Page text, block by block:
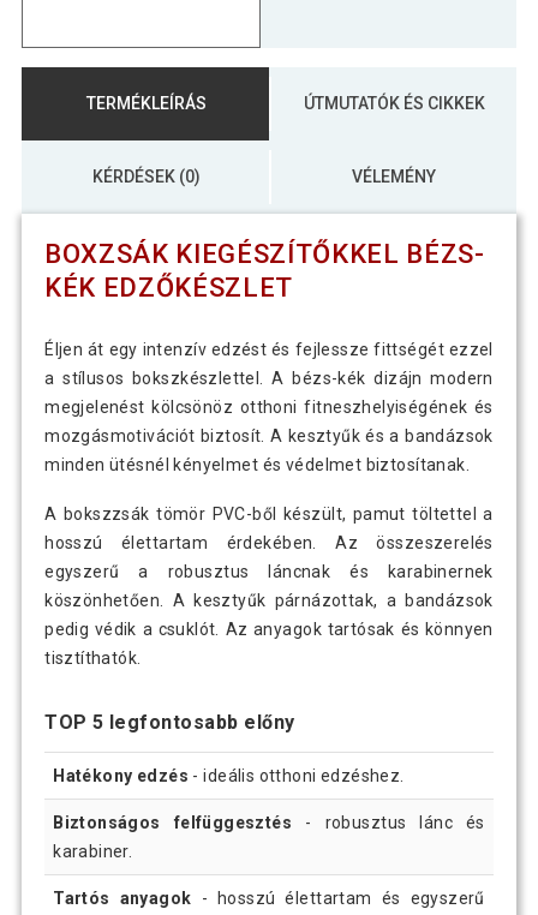
TERMÉKLEÍRÁS ÚTMUTATÓK ÉS CIKKEK
KÉRDÉSEK (0) VÉLEMÉNY
BOXZSÁK KIEGÉSZÍTŐKKEL BÉZS-
KÉK EDZŐKÉSZLET
Éljen át egy intenzív edzést és fejlessze fittségét ezzel
a stílusos bokszkészlettel. A bézs-kék dizájn modern
megjelenést kölcsönöz otthoni fitneszhelyiségének és
mozgásmotivációt biztosít. A kesztyűk és a bandázsok
minden ütésnél kényelmet és védelmet biztosítanak.
A bokszzsák tömör PVC-ből készült, pamut töltettel a
hosszú élettartam érdekében. Az összeszerelés
egyszerű a robusztus láncnak és karabinernek
köszönhetően. A kesztyűk párnázottak, a bandázsok
pedig védik a csuklót. Az anyagok tartósak és könnyen
tisztíthatók.
TOP 5 legfontosabb előny
Hatékony edzés - ideális otthoni edzéshez.
Biztonságos felfüggesztés - robusztus lánc és
karabiner.
Tartós anyagok - hosszú élettartam és egyszerű